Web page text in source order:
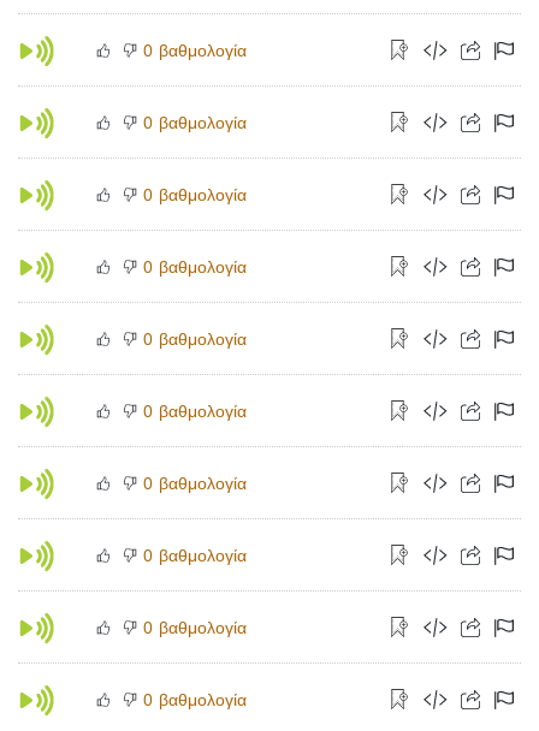
0 βαθμολογία
0 βαθμολογία
0 βαθμολογία
0 βαθμολογία
0 βαθμολογία
0 βαθμολογία
0 βαθμολογία
0 βαθμολογία
0 βαθμολογία
0 βαθμολογία